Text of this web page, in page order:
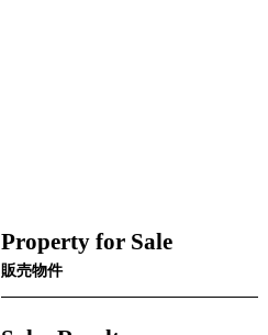
Property for Sale
販売物件